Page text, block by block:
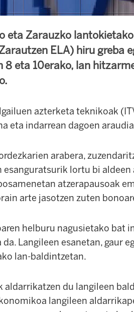
eta Zarauzko
ELA) hiru greba
8 eta 10erako, lan
azterketa teknikoak
eta indarrean dagoen
arabera,
esanguratsurik lortu bi
atzerapausoak
arte jasotzen zuten
helburu nagusietako bat
da. Langileen esanetan, gaur
lan-baldintzetan.
aldarrikatzen du langileen
langileen